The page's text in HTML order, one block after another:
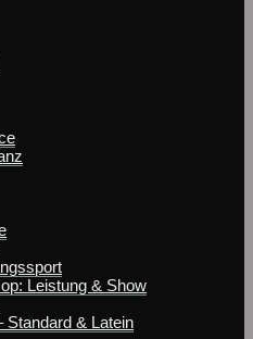
Leistung & Show
Standard & Latein